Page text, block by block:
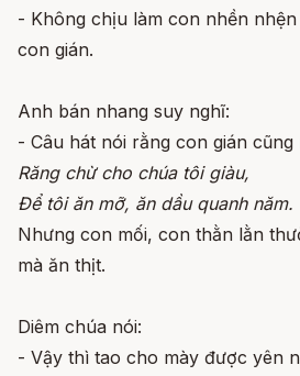
- Không chịu làm con nhền
con gián.
Anh bán nhang suy nghĩ:
- Câu hát nói rằng con gián cũng
Răng chừ cho chúa tôi giàu,
Để tôi ăn mỡ, ăn dầu quanh năm.
Nhưng con mối, con thằn lằn
mà ăn thịt.
Diêm chúa nói:
- Vậy thì tao cho mày được yên